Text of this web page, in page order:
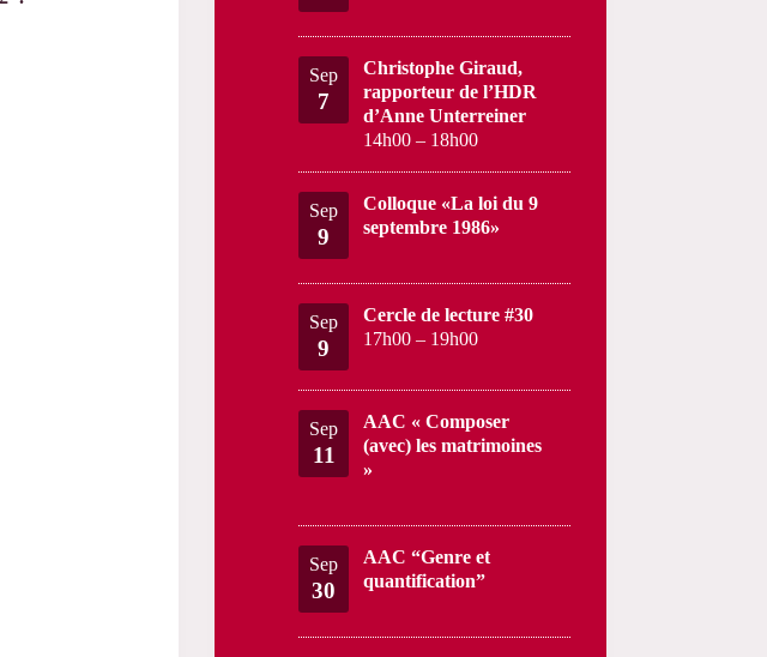
Sep
7
Christophe Giraud,
rapporteur de l’HDR
d’Anne Unterreiner
14h00 – 18h00
Sep
9
Colloque «La loi du 9
septembre 1986»
Sep
9
Cercle de lecture #30
17h00 – 19h00
Sep
11
AAC « Composer
(avec) les matrimoines
»
Sep
30
AAC “Genre et
quantification”